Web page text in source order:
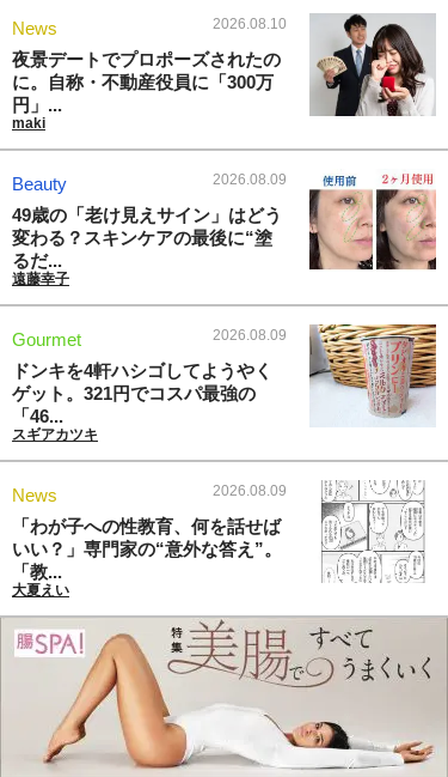
News 2026.08.10
夜景デートでプロポーズされたの
に。自称・不動産役員に「300万
円」...
maki
Beauty 2026.08.09
49歳の「老け見えサイン」はどう
変わる？スキンケアの最後に“塗
るだ...
遠藤幸子
Gourmet 2026.08.09
ドンキを4軒ハシゴしてようやく
ゲット。321円でコスパ最強の
「46...
スギアカツキ
News 2026.08.09
「わが子への性教育、何を話せば
いい？」専門家の“意外な答え”。
「教...
大夏えい